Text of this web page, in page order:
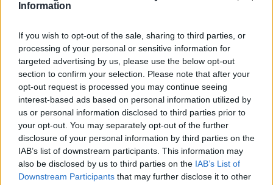
Information
If you wish to opt-out of the sale, sharing to third parties, or
processing of your personal or sensitive information for
targeted advertising by us, please use the below opt-out
section to confirm your selection. Please note that after your
opt-out request is processed you may continue seeing
interest-based ads based on personal information utilized by
us or personal information disclosed to third parties prior to
your opt-out. You may separately opt-out of the further
disclosure of your personal information by third parties on the
IAB’s list of downstream participants. This information may
also be disclosed by us to third parties on the IAB’s List of
Downstream Participants that may further disclose it to other
Ελληνικοί δορυφόροι και
μικροδορυφόροι για
στρατιωτική χρήση: Ο
σχεδιασμός του ΓΕΕΘΑ για
αξιοποίηση της
πληροφορίας
MQ-4C Triton
εντολές από
σε δοκιμή:
μέλλον των
επιχειρήσεων